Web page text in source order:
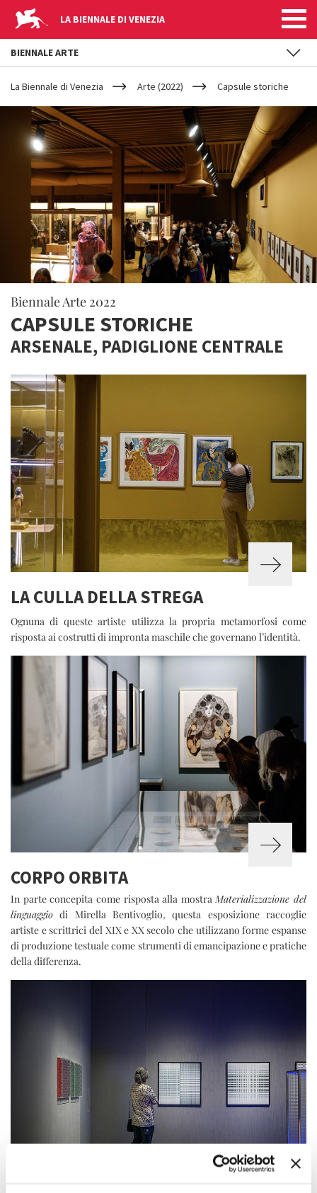
LA BIENNALE DI VENEZIA
YOUR
ARE
HERE
La Biennale di Venezia Arte (2022) Capsule storiche
Biennale Arte 2022
CAPSULE STORICHE
ARSENALE, PADIGLIONE CENTRALE
LA CULLA DELLA STREGA
Ognuna di queste artiste utilizza la propria metamorfosi come
risposta ai costrutti di impronta maschile che governano l’identità.
CORPO ORBITA
In parte concepita come risposta alla mostraMaterializzazione del
linguaggio di Mirella Bentivoglio, questa esposizione raccoglie
artiste e scrittrici del XIX e XX secolo che utilizzano forme espanse
di produzione testuale come strumenti di emancipazione e pratiche
della differenza.
BIENNALE ARTE